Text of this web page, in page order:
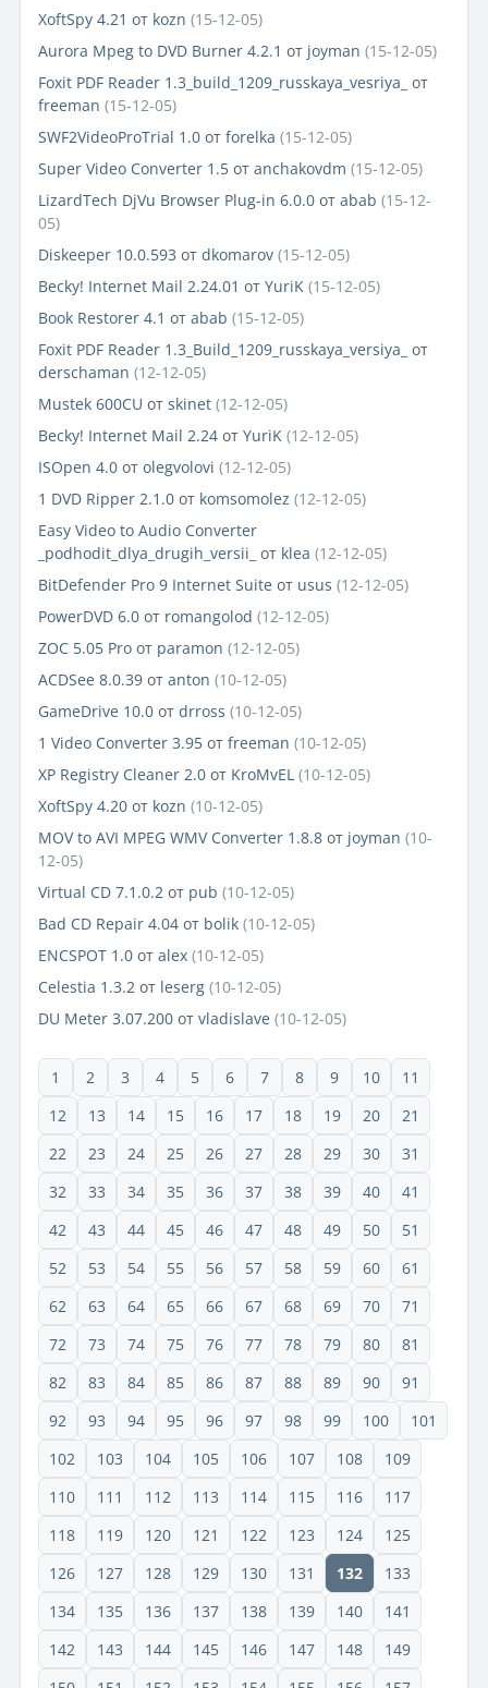
XoftSpy 4.21 от kozn (15-12-05)
Aurora Mpeg to DVD Burner 4.2.1 от joyman (15-12-05)
Foxit PDF Reader 1.3_build_1209_russkaya_vesriya_ от
freeman (15-12-05)
SWF2VideoProTrial 1.0 от forelka (15-12-05)
Super Video Converter 1.5 от anchakovdm (15-12-05)
LizardTech DjVu Browser Plug-in 6.0.0 от abab (15-12-
05)
Diskeeper 10.0.593 от dkomarov (15-12-05)
Becky! Internet Mail 2.24.01 от YuriK (15-12-05)
Book Restorer 4.1 от abab (15-12-05)
Foxit PDF Reader 1.3_Build_1209_russkaya_versiya_ от
derschaman (12-12-05)
Mustek 600CU от skinet (12-12-05)
Becky! Internet Mail 2.24 от YuriK (12-12-05)
ISOpen 4.0 от olegvolovi (12-12-05)
1 DVD Ripper 2.1.0 от komsomolez (12-12-05)
Easy Video to Audio Converter
_podhodit_dlya_drugih_versii_ от klea (12-12-05)
BitDefender Pro 9 Internet Suite от usus (12-12-05)
PowerDVD 6.0 от romangolod (12-12-05)
ZOC 5.05 Pro от paramon (12-12-05)
ACDSee 8.0.39 от anton (10-12-05)
GameDrive 10.0 от drross (10-12-05)
1 Video Converter 3.95 от freeman (10-12-05)
XP Registry Cleaner 2.0 от KroMvEL (10-12-05)
XoftSpy 4.20 от kozn (10-12-05)
MOV to AVI MPEG WMV Converter 1.8.8 от joyman (10-
12-05)
Virtual CD 7.1.0.2 от pub (10-12-05)
Bad CD Repair 4.04 от bolik (10-12-05)
ENCSPOT 1.0 от alex (10-12-05)
Celestia 1.3.2 от leserg (10-12-05)
DU Meter 3.07.200 от vladislave (10-12-05)
1 2 3 4 5 6 7 8 9 10
11
12
13 14 15 16 17 18 19 20
21
22
23 24 25 26 27 28 29 30
31
32
33 34 35 36 37 38 39 40
41
42
43 44 45 46 47 48 49 50
51
52
53 54 55 56 57 58 59 60
61
62
63 64 65 66 67 68 69 70
71
72
73 74 75 76 77 78 79 80
81
82
83 84 85 86 87 88 89 90
91
92
93 94 95 96 97 98 99 100
101
102
103 104 105 106 107 108
109
110
111 112 113 114 115 116
117
118
119 120 121 122 123 124
125
126
127 128 129 130 131 132
133
134
135 136 137 138 139 140
141
142
143 144 145 146 147 148
149